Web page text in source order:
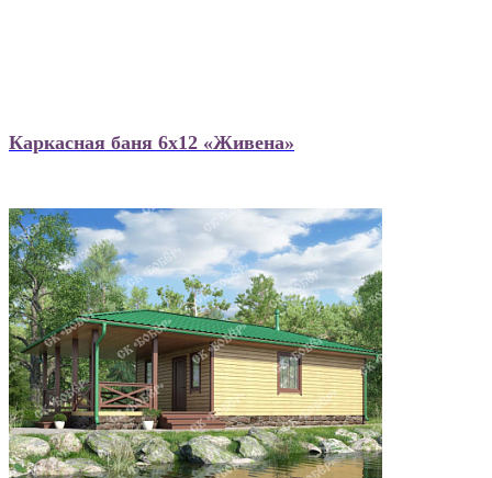
Каркасная баня 6х12 «Живена»